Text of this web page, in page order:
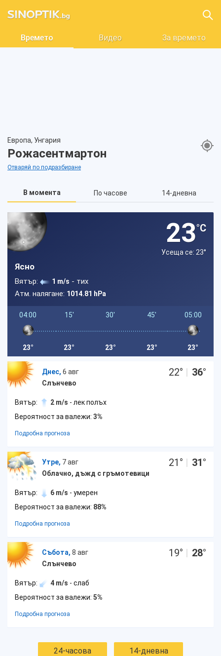
Времето Видео За времето
Европа, Унгария
Рожасентмартон
Отваряй по подразбиране
В момента По часове 14-дневна
23°C
Усеща се: 23°
Ясно
Вятър: 1 m/s - тих
Атм. налягане: 1014.81 hPa
04:00
23°
15'
23°
30'
23°
45'
23°
05:00
23°
Днес, 6 авг
Слънчево
22° | 36°
Вятър: 2 m/s - лек полъх
Вероятност за валежи: 3%
Подробна прогноза
Утре, 7 авг
Облачно, дъжд с гръмотевици
21 ° | 31°
Вятър: 6 m/s - умерен
Вероятност за валежи: 88%
Подробна прогноза
Събота, 8 авг
Слънчево
19° | 28°
Вятър: 4 m/s - слаб
Вероятност за валежи: 5%
Подробна прогноза
24-часова 14-дневна